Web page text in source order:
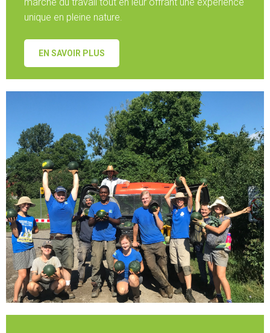
unique en pleine nature.
EN SAVOIR PLUS